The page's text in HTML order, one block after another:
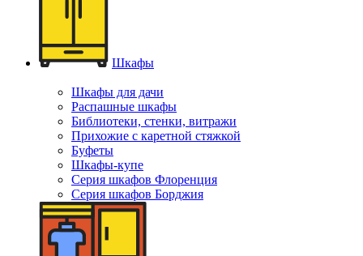
Шкафы
Шкафы для дачи
Распашные шкафы
Библиотеки, стенки, витражи
Прихожие с каретной стяжкой
Буфеты
Шкафы-купе
Серия шкафов Флоренция
Серия шкафов Борджия